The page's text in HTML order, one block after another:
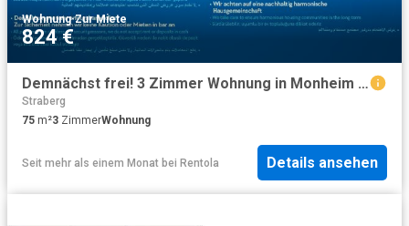
Wohnung·Zur Miete
824 €
Demnächst frei! 3 Zimmer Wohnung in Monheim am Rhein Berliner Viertel
Straberg
75 m²3 ZimmerWohnung
Seit mehr als einem Monat bei Rentola Details ansehen